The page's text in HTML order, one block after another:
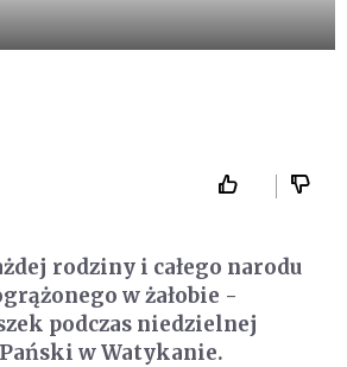
rodziny i całego narodu
w żałobie -
podczas niedzielnej
w Watykanie.